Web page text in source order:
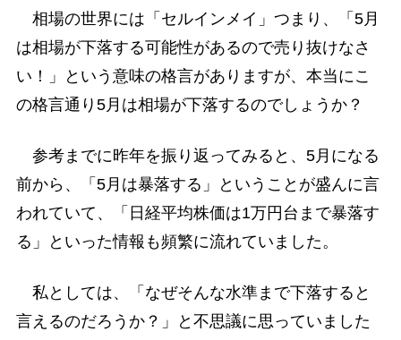
相場の世界には「セルインメイ」つまり、「5月
は相場が下落する可能性があるので売り抜けなさ
い！」という意味の格言がありますが、本当にこ
の格言通り5月は相場が下落するのでしょうか？
参考までに昨年を振り返ってみると、5月になる
前から、「5月は暴落する」ということが盛んに言
われていて、「日経平均株価は1万円台まで暴落す
る」といった情報も頻繁に流れていました。
私としては、「なぜそんな水準まで下落すると
言えるのだろうか？」と不思議に思っていました